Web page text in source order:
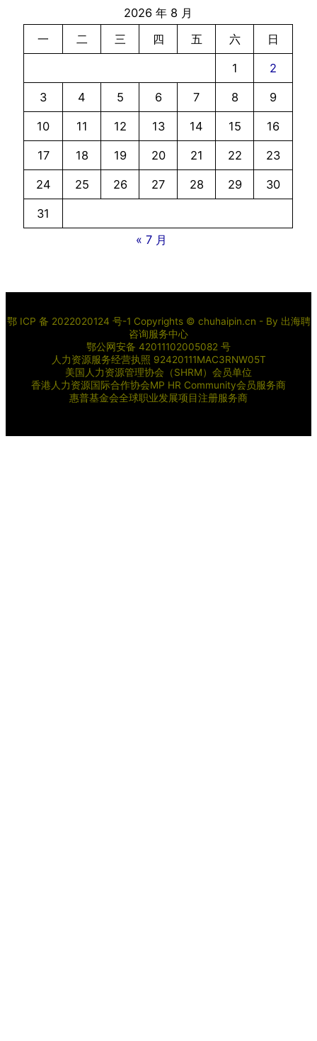
2026 年 8 月
一
二 三 四 五 六 日
1 2
3 4 5 6 7 8 9
10 11 12 13 14 15 16
17 18 19 20 21 22 23
24 25 26 27 28 29 30
31
« 7 月
鄂 ICP 备 2022020124 号-1 Copyrights © chuhaipin.cn - By 出海聘
咨询服务中心
鄂公网安备 42011102005082 号
人力资源服务经营执照 92420111MAC3RNW05T
美国人力资源管理协会（SHRM）会员单位
香港人力资源国际合作协会MP HR Community会员服务商
惠普基金会全球职业发展项目注册服务商